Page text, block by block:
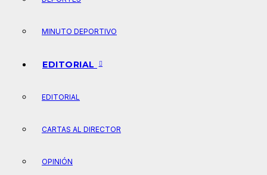
MINUTO DEPORTIVO
EDITORIAL
EDITORIAL
CARTAS AL DIRECTOR
OPINIÓN